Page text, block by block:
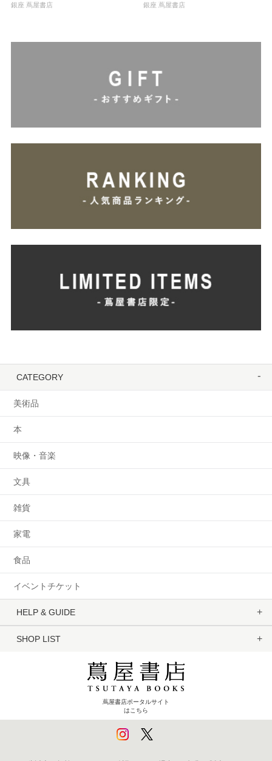
銀座 蔦屋書店 銀座 蔦屋書店
CATEGORY
美術品
本
映像・音楽
文具
雑貨
家電
食品
イベントチケット
HELP & GUIDE
SHOP LIST
蔦屋書店ポータルサイト
はこちら